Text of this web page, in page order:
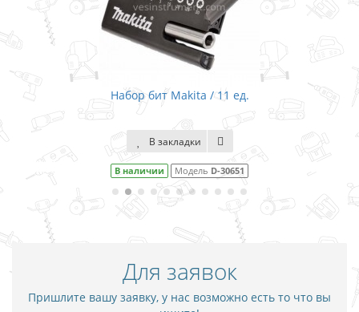
Набор бит Makita / 11 ед.
В закладки
В наличии Модель D-30651
Для заявок
Пришлите вашу заявку, у нас возможно есть то что вы